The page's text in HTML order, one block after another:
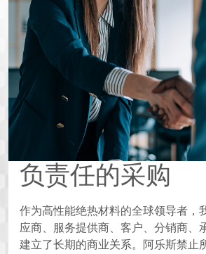
负责任的采购
作为高性能绝热材料的全球领导者，
应商、服务提供商、客户、分销商、
建立了长期的商业关系。阿乐斯禁止